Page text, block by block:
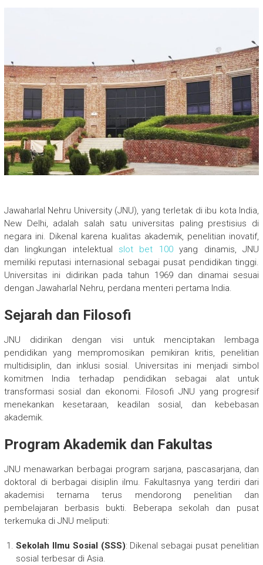
Jawaharlal Nehru University (JNU), yang terletak di ibu kota India,
New Delhi, adalah salah satu universitas paling prestisius di
negara ini. Dikenal karena kualitas akademik, penelitian inovatif,
dan lingkungan intelektual slot bet 100yang dinamis, JNU
memiliki reputasi internasional sebagai pusat pendidikan tinggi.
Universitas ini didirikan pada tahun 1969 dan dinamai sesuai
dengan Jawaharlal Nehru, perdana menteri pertama India.
Sejarah dan Filosofi
JNU didirikan dengan visi untuk menciptakan lembaga
pendidikan yang mempromosikan pemikiran kritis, penelitian
multidisiplin, dan inklusi sosial. Universitas ini menjadi simbol
komitmen India terhadap pendidikan sebagai alat untuk
transformasi sosial dan ekonomi. Filosofi JNU yang progresif
menekankan kesetaraan, keadilan sosial, dan kebebasan
akademik.
Program Akademik dan Fakultas
JNU menawarkan berbagai program sarjana, pascasarjana, dan
doktoral di berbagai disiplin ilmu. Fakultasnya yang terdiri dari
akademisi ternama terus mendorong penelitian dan
pembelajaran berbasis bukti. Beberapa sekolah dan pusat
terkemuka di JNU meliputi:
Sekolah Ilmu Sosial (SSS): Dikenal sebagai pusat penelitian
sosial terbesar di Asia.